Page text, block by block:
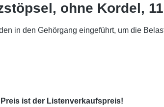
ohne Kordel,
in den Gehörgang eingeführt, um die
Preis ist der Listenverkaufspreis!